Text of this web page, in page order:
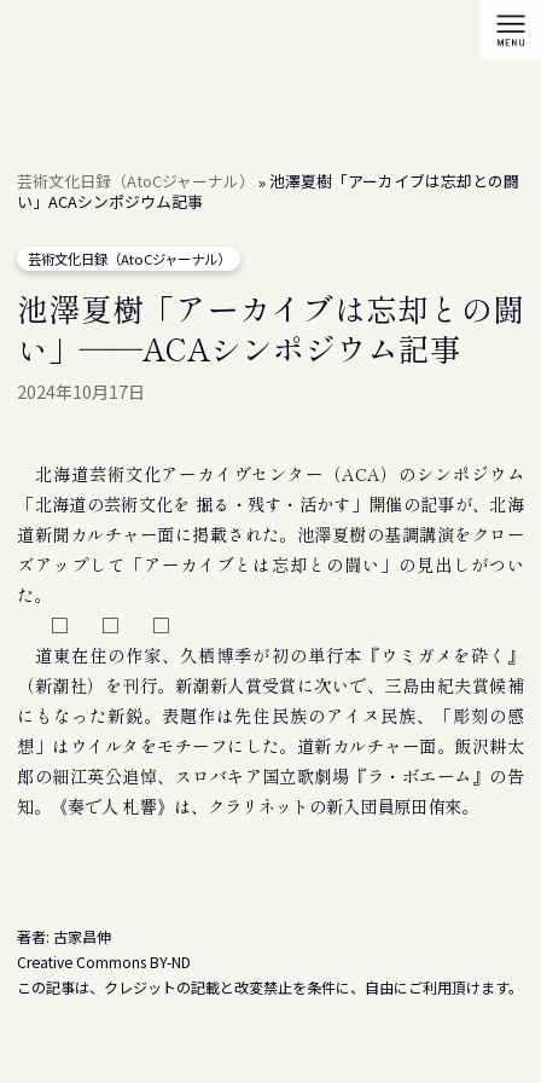
芸術文化日録（AtoCジャーナル） »池澤夏樹「アーカイブは忘却との闘
い」――ACAシンポジウム記事
芸術文化日録（AtoCジャーナル）
池澤夏樹「アーカイブは忘却との闘
い」――ACAシンポジウム記事
2024年10月17日
北海道芸術文化アーカイヴセンター（ACA）のシンポジウム
「北海道の芸術文化を 掘る・残す・活かす」開催の記事が、北海
道新聞カルチャー面に掲載された。池澤夏樹の基調講演をクロー
ズアップして「アーカイブとは忘却との闘い」の見出しがつい
た。
□ □ □
道東在住の作家、久栖博季が初の単行本『ウミガメを砕く』
（新潮社）を刊行。新潮新人賞受賞に次いで、三島由紀夫賞候補
にもなった新鋭。表題作は先住民族のアイヌ民族、「彫刻の感
想」はウイルタをモチーフにした。道新カルチャー面。飯沢耕太
郎の細江英公追悼、スロバキア国立歌劇場『ラ・ボエーム』の告
知。《奏で人 札響》は、クラリネットの新入団員原田侑來。
著者: 古家昌伸
Creative Commons BY-ND
この記事は、クレジットの記載と改変禁止を条件に、自由にご利用頂けます。